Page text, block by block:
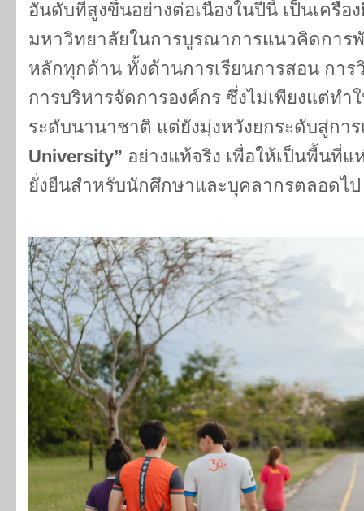
อันดับที่สูงขึ้นอย่างต่อเนื่องในปีนี้ เป็นเครื่อ
มหาวิทยาลัยในการบูรณาการแนวคิดการ
หลักทุกด้าน ทั้งด้านการเรียนการสอน การ
การบริหารจัดการองค์กร ซึ่งไม่เพียงแต่ทำ
ระดับนานาชาติ แต่ยังมุ่งหวังยกระดับสู่กา
University” อย่างแท้จริง เพื่อให้เป็นพื้นที่
ยั่งยืนสำหรับนักศึกษาและบุคลากรตลอดไ